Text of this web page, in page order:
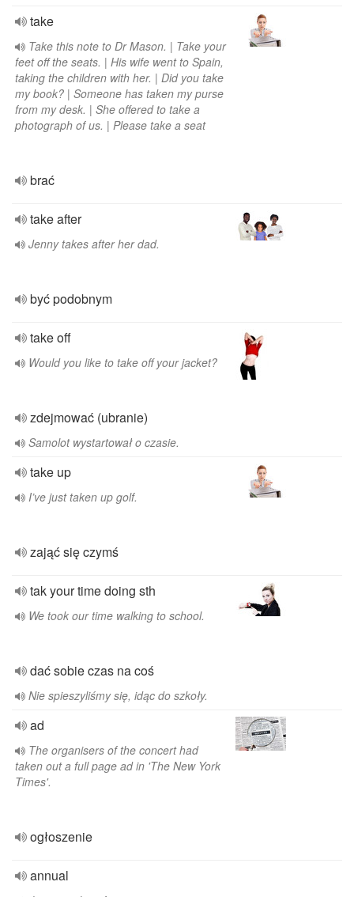
take
Take this note to Dr Mason. | Take your
feet off the seats. | His wife went to Spain,
taking the children with her. | Did you take
my book? | Someone has taken my purse
from my desk. | She offered to take a
photograph of us. | Please take a seat
brać
take after
Jenny takes after her dad.
być podobnym
take off
Would you like to take off your jacket?
zdejmować (ubranie)
Samolot wystartował o czasie.
take up
I’ve just taken up golf.
zająć się czymś
tak your time doing sth
We took our time walking to school.
dać sobie czas na coś
Nie spieszyliśmy się, idąc do szkoły.
ad
The organisers of the concert had
taken out a full page ad in 'The New York
Times'.
ogłoszenie
annual